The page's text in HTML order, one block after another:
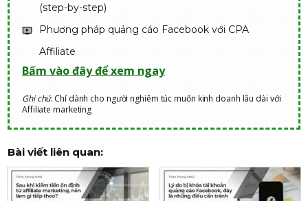
(step-by-step)
Phương pháp quảng cáo Facebook với CPA
Affiliate
Bấm vào đây để xem ngay
Ghi chú: Chỉ dành cho người nghiêm túc muốn kinh doanh lâu dài với
Affiliate marketing
Bài viết liên quan: